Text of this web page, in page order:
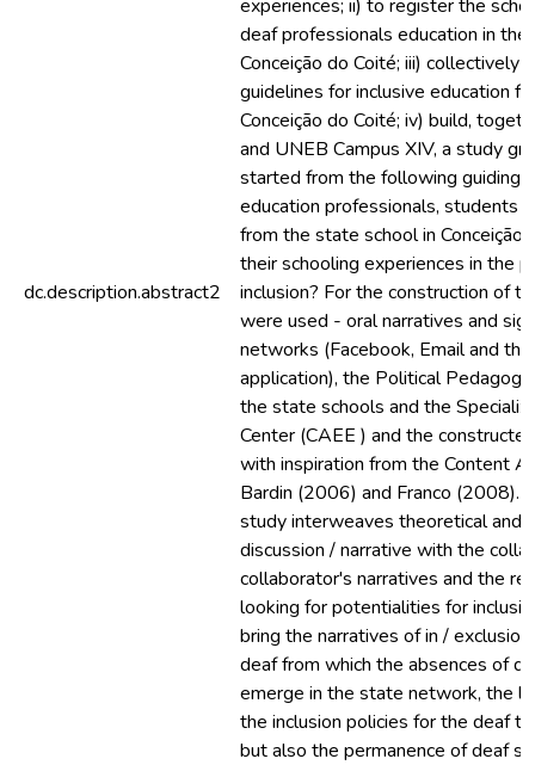
dc.description.abstract2
experiences; ii) to register the
deaf professionals education in
Conceição do Coité; iii) collectively
guidelines for inclusive education
Conceição do Coité; iv) build,
and UNEB Campus XIV, a study
started from the following guiding
education professionals, students
from the state school in Conceição
their schooling experiences in the
inclusion? For the construction of
were used - oral narratives and
networks (Facebook, Email and
application), the Political
the state schools and the
Center (CAEE ) and the
with inspiration from the Content
Bardin (2006) and Franco (2008).
study interweaves theoretical and
discussion / narrative with the
collaborator's narratives and the
looking for potentialities for
bring the narratives of in /
deaf from which the absences of
emerge in the state network, the
the inclusion policies for the deaf
but also the permanence of deaf